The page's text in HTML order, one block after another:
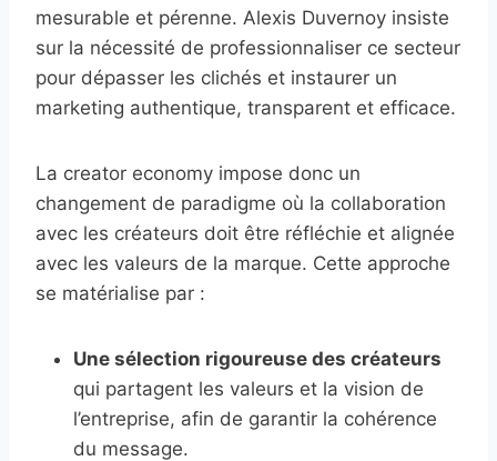
mesurable et pérenne. Alexis Duvernoy insiste
sur la nécessité de professionnaliser ce secteur
pour dépasser les clichés et instaurer un
marketing authentique, transparent et efficace.
La creator economy impose donc un
changement de paradigme où la collaboration
avec les créateurs doit être réfléchie et alignée
avec les valeurs de la marque. Cette approche
se matérialise par :
Une sélection rigoureuse des créateurs
qui partagent les valeurs et la vision de
l’entreprise, afin de garantir la cohérence
du message.